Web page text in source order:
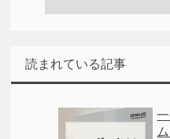
読まれている記事